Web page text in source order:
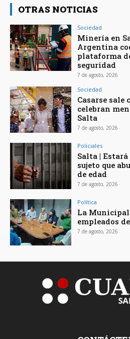
OTRAS NOTICIAS
Sociedad
Minería en
Argentina
plataforma
seguridad
7 de agosto, 2026
Sociedad
Casarse sale
celebran
Salta
7 de agosto, 2026
Policiales
Salta |
sujeto que
de edad
7 de agosto, 2026
Política
La
empleados
7 de agosto, 2026